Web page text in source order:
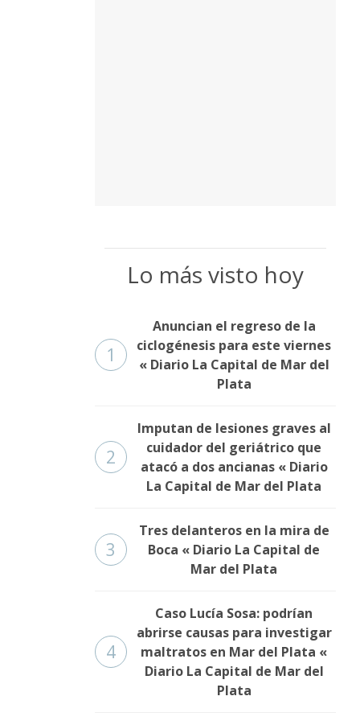
Lo más visto hoy
1
Anuncian el regreso de la
ciclogénesis para este viernes
« Diario La Capital de Mar del
Plata
2
Imputan de lesiones graves al
cuidador del geriátrico que
atacó a dos ancianas « Diario
La Capital de Mar del Plata
3
Tres delanteros en la mira de
Boca « Diario La Capital de
Mar del Plata
4
Caso Lucía Sosa: podrían
abrirse causas para investigar
maltratos en Mar del Plata «
Diario La Capital de Mar del
Plata